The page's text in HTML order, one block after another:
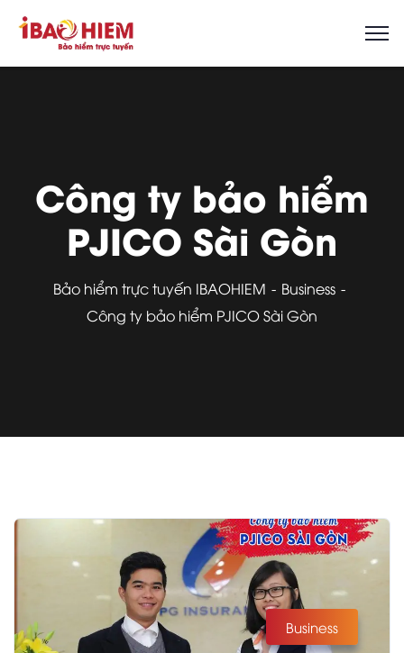
Công ty bảo hiểm
PJICO Sài Gòn
Bảo hiểm trực tuyến IBAOHIEM
Business
Công ty bảo hiểm PJICO Sài Gòn
Business